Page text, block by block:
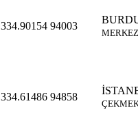
334.90154 94003
MERKEZ
334.61486 94858